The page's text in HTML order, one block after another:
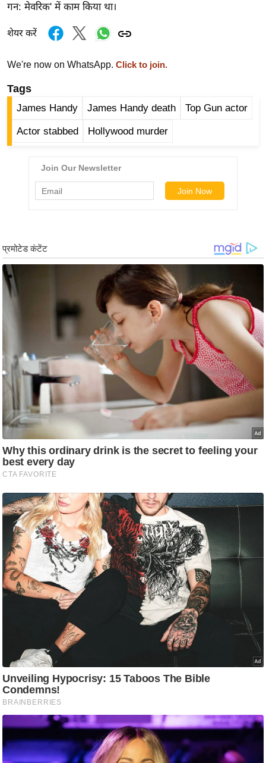
ज
फ
नो
रं
ज
ज
हॉ
ली
वु
ड
मी
क्षा
B
r
e
a
k
i
g
N
e
w
s
ला
इ
ल
टे
क्नॉ
लॉ
जी
ब्यू
टी
गन: मेवरिक' में काम किया था।
शेयर करें
We're now on WhatsApp. Click to join.
Tags
James Handy James Handy death Top Gun actor
Actor stabbed Hollywood murder